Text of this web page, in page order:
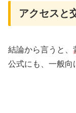
アクセスと
結論から言うと、
公式にも、一般向